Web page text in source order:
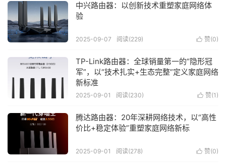
中兴路由器：以创新技术重塑家庭网络体
验
 赞(0)
2025-09-07 阅读(229)
TP-Link路由器：全球销量第一的“隐形冠
军”，以“技术扎实+生态完整”定义家庭网络
新标准
 赞(1 )
2025-09-01 阅读(230)
腾达路由器：20年深耕网络技术，以“高性
价比+稳定体验”重塑家庭网络新标
 赞(0)
2025-09-01 阅读(278)